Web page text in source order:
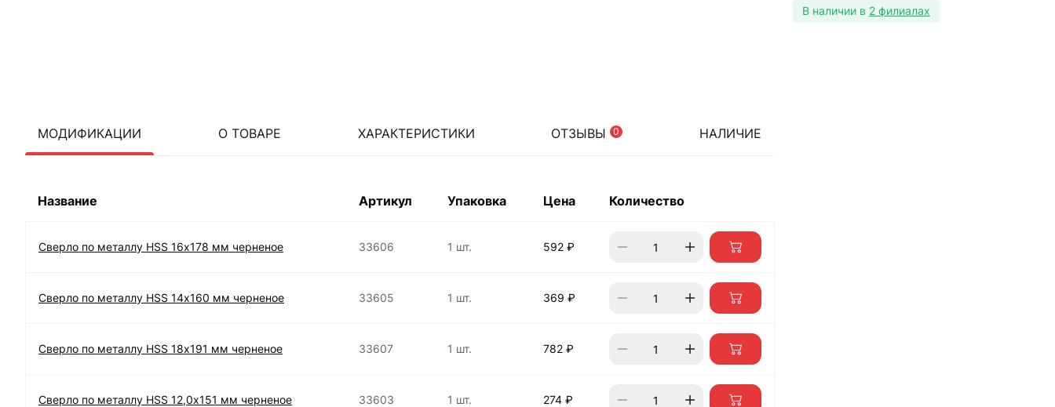
МОДИФИКАЦИИ О ТОВАРЕ ХАРАКТЕРИСТИКИ ОТЗЫВЫ 0 НАЛИЧИЕ
Название Артикул Упаковка Цена Количество
Сверло по металлу HSS 16х178 мм черненое 33606 1 шт. 592 ₽
Сверло по металлу HSS 14х160 мм черненое 33605 1 шт. 369 ₽
Сверло по металлу HSS 18х191 мм черненое 33607 1 шт. 782 ₽
Сверло по металлу HSS 12,0х151 мм черненое 33603 1 шт. 274 ₽
В наличии в 2 филиалах